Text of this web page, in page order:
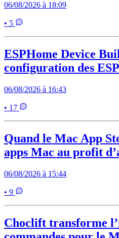
06/08/2026 à 18:09
• 5
ESPHome Device
configuration des
06/08/2026 à 16:43
• 17
Quand le Mac App
apps Mac au profit
06/08/2026 à 15:44
• 9
Choclift transforme